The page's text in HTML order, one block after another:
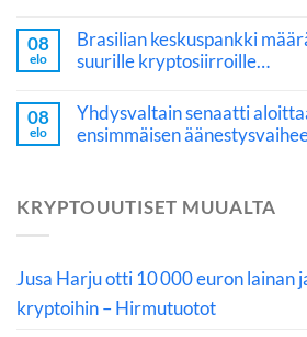
08
elo
Brasilian keskuspankki
suurille kryptosiirroille…
08
elo
Yhdysvaltain senaatti
ensimmäisen
KRYPTOUUTISET MUUALTA
Jusa Harju otti 10 000 euron lainan
kryptoihin – Hirmutuotot